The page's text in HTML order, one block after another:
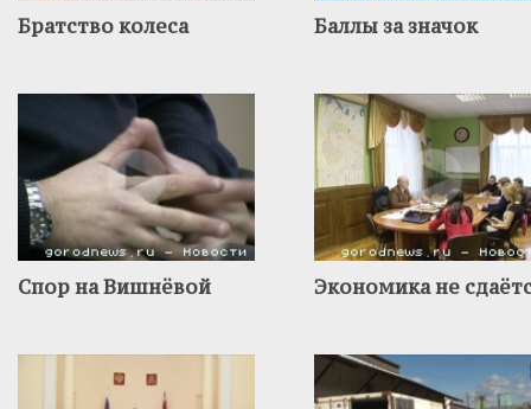
Братство колеса Баллы за значок
Спор на Вишнёвой Экономика не